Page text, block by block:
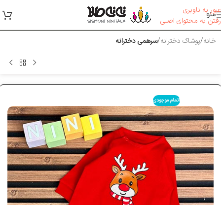
عبور به ناوبری
رفتن به محتوای اصلی
منو
خانه پوشاک دخترانه سرهمی دخترانه
اتمام موجودی